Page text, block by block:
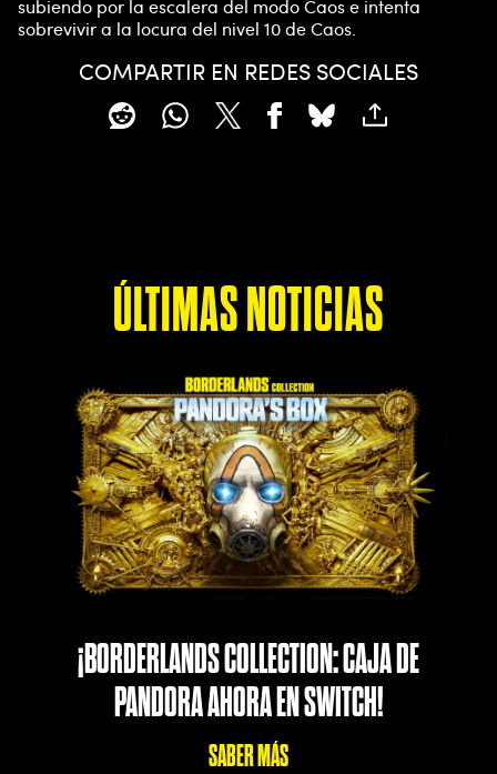
subiendo por la escalera del modo Caos e intenta
sobrevivir a la locura del nivel 10 de Caos.
COMPARTIR EN REDES SOCIALES
ÚLTIMAS NOTICIAS
¡BORDERLANDS COLLECTION: CAJA DE
PANDORA AHORA EN SWITCH!
SABER MÁS